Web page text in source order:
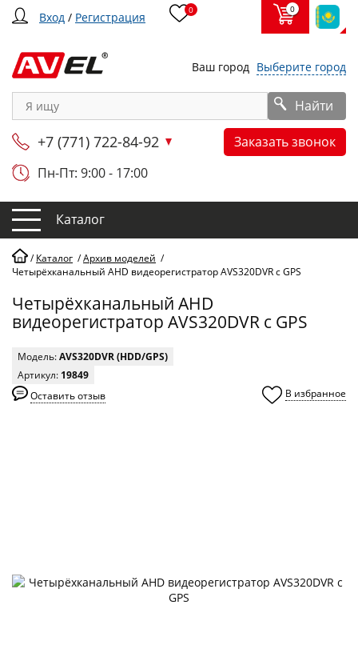
Вход / Регистрация 0 0
Ваш город Выберите город
Найти
+7 (771) 722-84-92
Заказать звонок
Пн-Пт: 9:00 - 17:00
Каталог
/Каталог /Архив моделей /
Четырёхканальный AHD видеорегистратор AVS320DVR с GPS
Четырёхканальный AHD
видеорегистратор AVS320DVR с GPS
Модель:AVS320DVR (HDD/GPS)
Артикул: 19849
Оставить отзыв
0 В избранное